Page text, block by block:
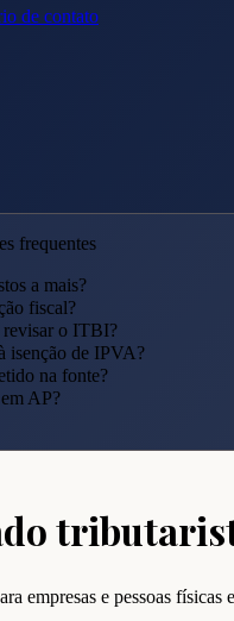
de contato
frequentes
a mais?
fiscal?
revisar o ITBI?
isenção de IPVA?
na fonte?
AP?
empresas e pessoas físicas